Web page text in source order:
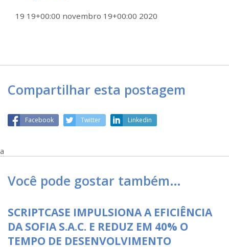
19 19+00:00 novembro 19+00:00 2020
Compartilhar esta postagem
Facebook Twitter Linkedin
a
Você pode gostar também…
SCRIPTCASE IMPULSIONA A EFICIÊNCIA
DA SOFIA S.A.C. E REDUZ EM 40% O
TEMPO DE DESENVOLVIMENTO